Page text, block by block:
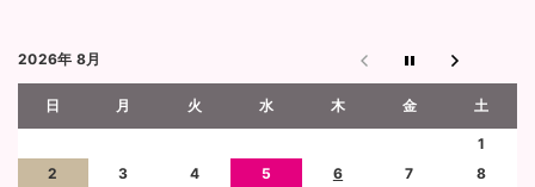
2026年 8月
日 月 火 水 木 金 土
1
2
3 4 5 6 7
8